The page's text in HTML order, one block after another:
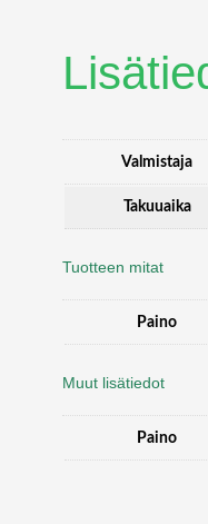
Valmistaja
Takuuaika
Tuotteen mitat
Paino
Muut lisätiedot
Paino